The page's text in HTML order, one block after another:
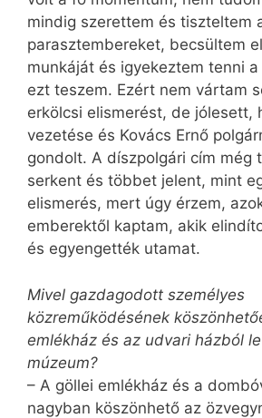
mindig szerettem és tiszteltem
parasztembereket, becsültem
munkáját és igyekeztem tenni
ezt teszem. Ezért nem vártam
erkölcsi elismerést, de jólesett,
vezetése és Kovács Ernő
gondolt. A díszpolgári cím még
serkent és többet jelent, mint
elismerés, mert úgy érzem,
emberektől kaptam, akik
és egyengették utamat.
Mivel gazdagodott személyes
közreműködésének
emlékház és az udvari házból
múzeum?
– A göllei emlékház és a
nagyban köszönhető az